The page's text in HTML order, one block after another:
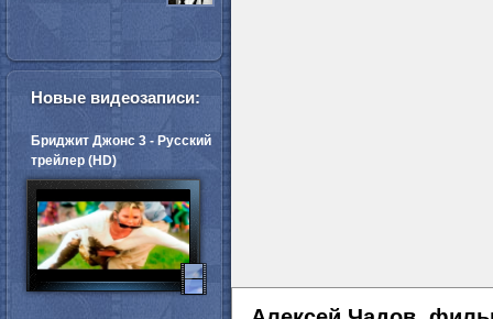
Новые видеозаписи:
Бриджит Джонс 3 - Русский
трейлер (HD)